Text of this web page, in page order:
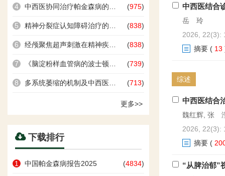
4 中西医协同治疗帕金森病的优势与展望 (975)
5 精神分裂症认知障碍治疗的研究进展 (838)
6 经颅聚焦超声刺激在精神疾病临床治疗中的应用进展 (838)
7 《脑淀粉样血管病的波士顿标准2.0》解读 (739)
8 多系统萎缩的机制及中西医诊疗进展 (713)
更多>>
下载排行
1 中国帕金森病报告2025 (4834)
中西医结合
岳 玲
2026, 22(3):
摘要 ( 13
综述
中西医结合
魏红辉, 张
2026, 22(3):
摘要 (
“从脾治郁”